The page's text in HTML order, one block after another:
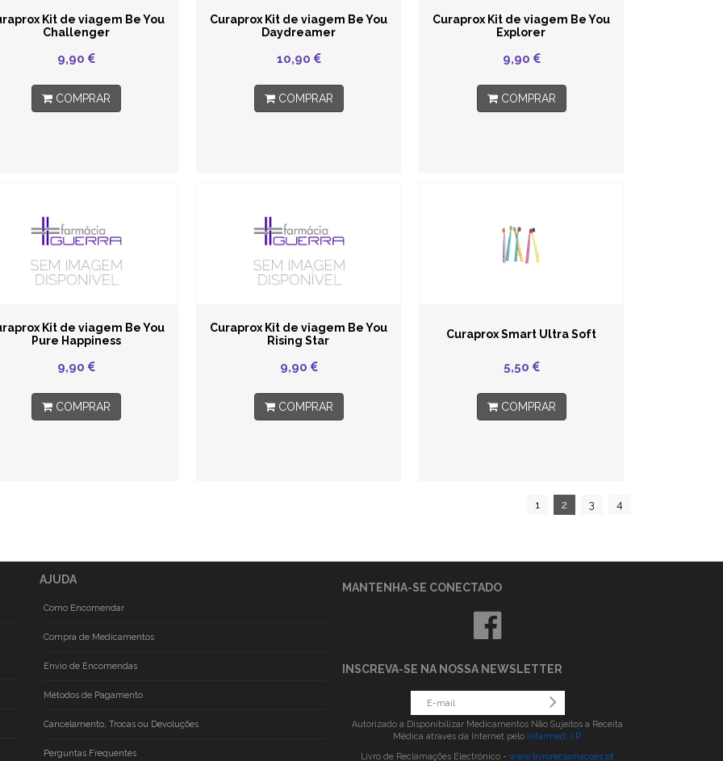
Kit de viagem Be You
Challenger
9,90
COMPRAR
Curaprox Kit de viagem Be You
Daydreamer
10,90
COMPRAR
Curaprox Kit de viagem Be You
Explorer
9,90
COMPRAR
Kit de viagem Be You
Pure Happiness
9,90
COMPRAR
Curaprox Kit de viagem Be You
Rising Star
9,90
COMPRAR
Curaprox Smart Ultra Soft
5,50
COMPRAR
1 2 3 4
AJUDA
Como Encomendar
Compra de Medicamentos
Envio de Encomendas
Métodos de Pagamento
Cancelamento, Trocas ou Devoluções
Perguntas Frequentes
MANTENHA-SE CONECTADO
INSCREVA-SE NA NOSSA NEWSLETTER
Autorizado a Disponibilizar Medicamentos Não Sujeitos a Receita
Médica atraves da Internet pelo Infarmed, I.P.
Livro de Reclamações Electrónico - www.livroreclamacoes.pt